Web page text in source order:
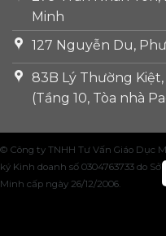
Minh
127 Nguyễn Du,
83B Lý Thường
(Tầng 10, Tòa nhà
© Công ty TNHH Tư Vấn Giáo Dục
ký Kinh doanh số 0304763733 do
Minh cấp ngày 26/12/2006.